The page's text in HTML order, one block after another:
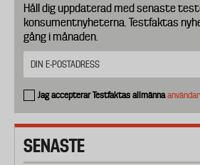
Håll dig uppdaterad med senaste
konsumentnyheterna. Testfaktas
gång i månaden.
Jag accepterar Testfaktas allmänna
SENASTE